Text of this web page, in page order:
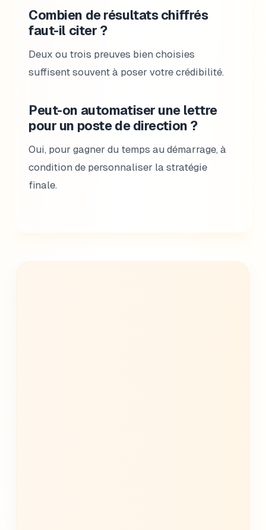
Combien de résultats chiffrés
faut-il citer ?
Deux ou trois preuves bien choisies
suffisent souvent à poser votre crédibilité.
Peut-on automatiser une lettre
pour un poste de direction ?
Oui, pour gagner du temps au démarrage, à
condition de personnaliser la stratégie
finale.